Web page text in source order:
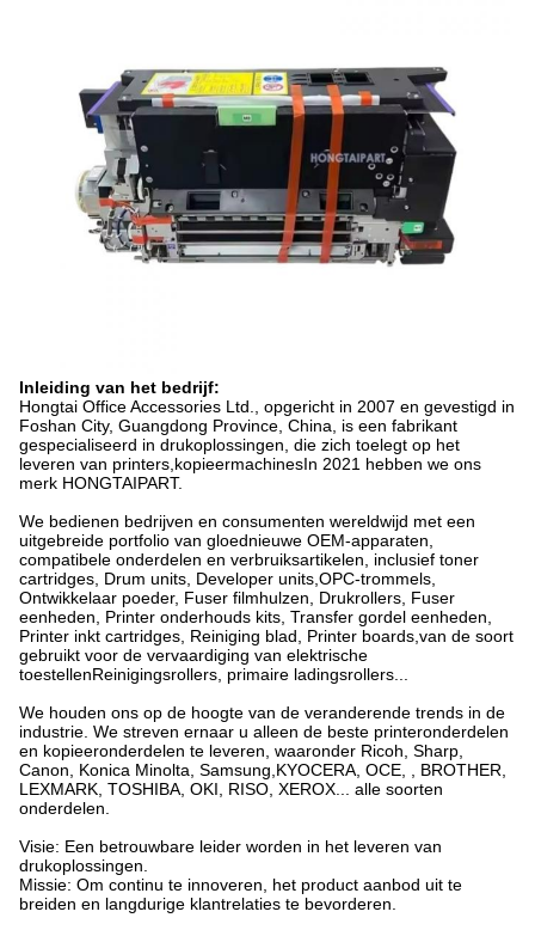
Inleiding van het bedrijf:
Hongtai Office Accessories Ltd., opgericht in 2007 en gevestigd in
Foshan City, Guangdong Province, China, is een fabrikant
gespecialiseerd in drukoplossingen, die zich toelegt op het
leveren van printers,kopieermachinesIn 2021 hebben we ons
merk HONGTAIPART.
We bedienen bedrijven en consumenten wereldwijd met een
uitgebreide portfolio van gloednieuwe OEM-apparaten,
compatibele onderdelen en verbruiksartikelen, inclusief toner
cartridges, Drum units, Developer units,OPC-trommels,
Ontwikkelaar poeder, Fuser filmhulzen, Drukrollers, Fuser
eenheden, Printer onderhouds kits, Transfer gordel eenheden,
Printer inkt cartridges, Reiniging blad, Printer boards,van de soort
gebruikt voor de vervaardiging van elektrische
toestellenReinigingsrollers, primaire ladingsrollers...
We houden ons op de hoogte van de veranderende trends in de
industrie. We streven ernaar u alleen de beste printeronderdelen
en kopieeronderdelen te leveren, waaronder Ricoh, Sharp,
Canon, Konica Minolta, Samsung,KYOCERA, OCE, , BROTHER,
LEXMARK, TOSHIBA, OKI, RISO, XEROX... alle soorten
onderdelen.
Visie: Een betrouwbare leider worden in het leveren van
drukoplossingen.
Missie: Om continu te innoveren, het product aanbod uit te
breiden en langdurige klantrelaties te bevorderen.